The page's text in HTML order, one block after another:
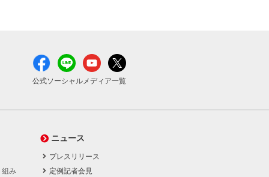
公式ソーシャルメディア一覧
組み
ニュース
プレスリリース
定例記者会見